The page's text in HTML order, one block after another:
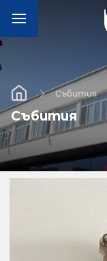
Събития
Събития